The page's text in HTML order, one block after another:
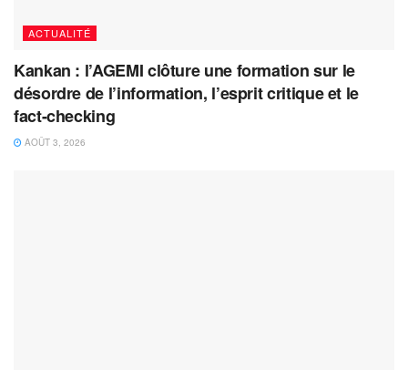
ACTUALITÉ
Kankan : l’AGEMI clôture une formation sur le
désordre de l’information, l’esprit critique et le
fact-checking
AOÛT 3, 2026